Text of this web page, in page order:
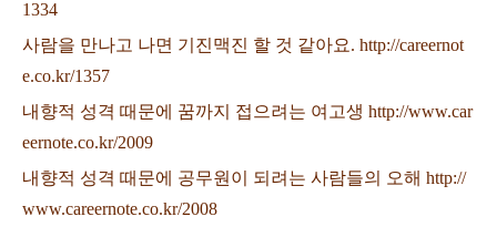
1334
사람을 만나고 나면 기진맥진 할 것 같아요. http://careernot
e.co.kr/1357
내향적 성격 때문에 꿈까지 접으려는 여고생 http://www.car
eernote.co.kr/2009
내향적 성격 때문에 공무원이 되려는 사람들의 오해 http://
www.careernote.co.kr/2008